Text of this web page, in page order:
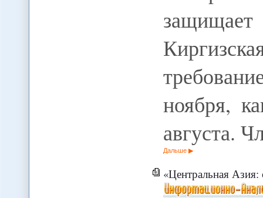
ноября,
августа.
Дальше
«Центральная